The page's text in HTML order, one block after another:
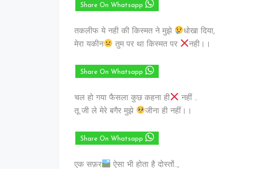
Share On Whatsapp
तकलीफ ये नही की किस्मत ने मुझे
धोखा दिया,
मेरा यकीन
तुम पर था किस्मत पर नही।।
Share On Whatsapp
चल हो गया फैसला कुछ कहना ही
नहीं ..
तू जी ले मेरे ‪बगैर मुझे ‪
जीना ही नहीं।।
Share On Whatsapp
एक सफ़र
ऐसा भी होता है दोस्तों..,